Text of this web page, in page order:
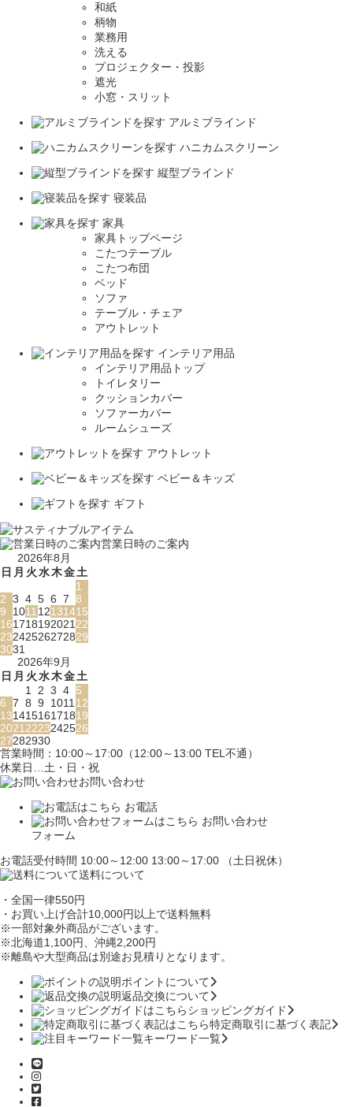
和紙
柄物
業務用
洗える
プロジェクター・投影
遮光
小窓・スリット
アルミブラインド
ハニカムスクリーン
縦型ブラインド
寝装品
家具
家具トップページ
こたつテーブル
こたつ布団
ベッド
ソファ
テーブル・チェア
アウトレット
インテリア用品
インテリア用品トップ
トイレタリー
クッションカバー
ソファーカバー
ルームシューズ
アウトレット
ベビー＆キッズ
ギフト
営業日時のご案内
2026年8月
日 月 火水木金土
1
2 3 4 5 6 7 8
9
101112131415
16171819202122
23242526272829
3031
2026年9月
日 月 火水木金土
1 2 3 4 5
6 7 8 9 101112
13141516171819
20212223242526
27282930
営業時間：10:00～17:00（12:00～13:00 TEL不通）
休業日…土・日・祝
お問い合わせ
お電話
お問い合わせ
フォーム
お電話受付時間 10:00～12:00 13:00～17:00 （土日祝休）
送料について
・全国一律550円
・お買い上げ合計10,000円 以上で送料無料
※一部対象外商品がございます。
※北海道1,100円、沖縄2,200円
※離島や大型商品は別途お見積りとなります。
ポイントについて
返品交換について
ショッピングガイド
特定商取引に基づく表記
キーワード一覧